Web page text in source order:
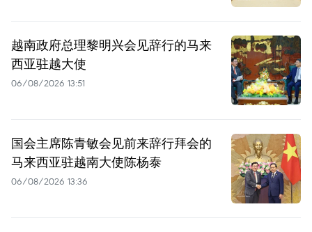
越南政府总理黎明兴会见辞行的马来
西亚驻越大使
06/08/2026 13:51
国会主席陈青敏会见前来辞行拜会的
马来西亚驻越南大使陈杨泰
06/08/2026 13:36